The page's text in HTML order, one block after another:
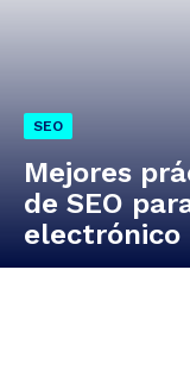
SEO
Mejores
de SEO
electrónico